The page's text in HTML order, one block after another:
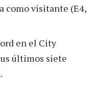
como visitante (E4,
en el City
últimos siete